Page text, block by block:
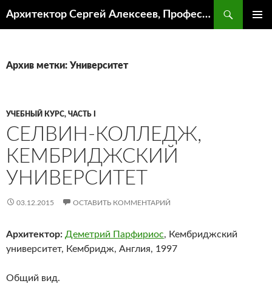
Архитектор Сергей Алексеев, Профессор кафедры ИА и АР ААИ ЮФУ
Архив метки: Университет
УЧЕБНЫЙ КУРС, ЧАСТЬ I
СЕЛВИН-КОЛЛЕДЖ,
КЕМБРИДЖСКИЙ
УНИВЕРСИТЕТ
03.12.2015 ОСТАВИТЬ КОММЕНТАРИЙ
Архитектор: Деметрий Парфириос, Кембриджский
университет, Кембридж, Англия, 1997
Общий вид.